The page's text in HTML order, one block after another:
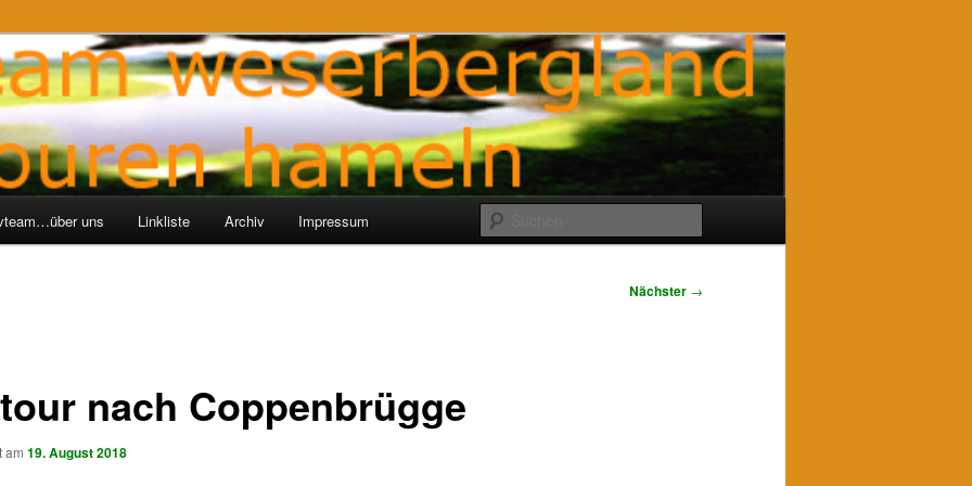
Hameln
uns Linkliste Archiv Impressum
Nächster →
nach Coppenbrügge
am 19. August 2018